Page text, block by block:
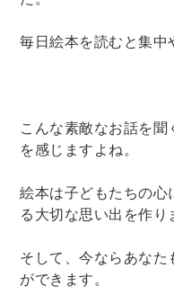
毎日絵本を読むと集中
こんな素敵なお話を聞
を感じますよね。
絵本は子どもたちの心
る大切な思い出を作り
そして、今ならあなた
ができます。